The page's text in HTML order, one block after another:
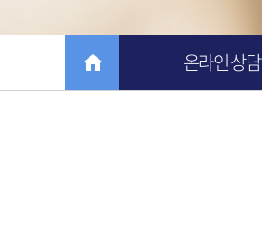
온라인 상담